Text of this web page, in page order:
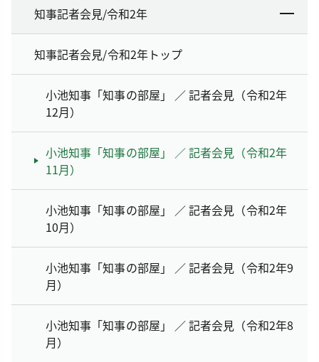
知事記者会見/令和2年
知事記者会見/令和2年トップ
小池知事「知事の部屋」 ／ 記者会見（令和2年
12月）
小池知事「知事の部屋」 ／ 記者会見（令和2年
11月）
小池知事「知事の部屋」 ／ 記者会見（令和2年
10月）
小池知事「知事の部屋」 ／ 記者会見（令和2年9
月）
小池知事「知事の部屋」 ／ 記者会見（令和2年8
月）